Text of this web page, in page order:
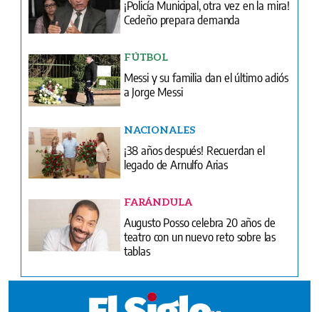
¡Policía Municipal, otra vez en la mira!
Cedeño prepara demanda
FÚTBOL
Messi y su familia dan el último adiós
a Jorge Messi
NACIONALES
¡38 años después! Recuerdan el
legado de Arnulfo Arias
FARÁNDULA
Augusto Posso celebra 20 años de
teatro con un nuevo reto sobre las
tablas